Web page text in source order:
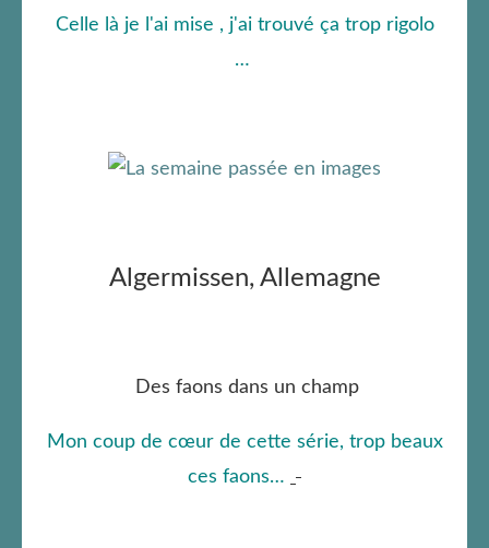
Celle là je l'ai mise , j'ai trouvé ça trop rigolo
…
Algermissen, Allemagne
Des faons dans un champ
Mon coup de cœur de cette série, trop beaux
ces faons…